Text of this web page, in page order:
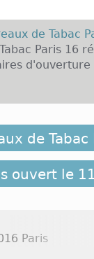
de Tabac
Paris 16
d'ouverture
ici,
Paris 16
de Tabac
ouvert le
Paris